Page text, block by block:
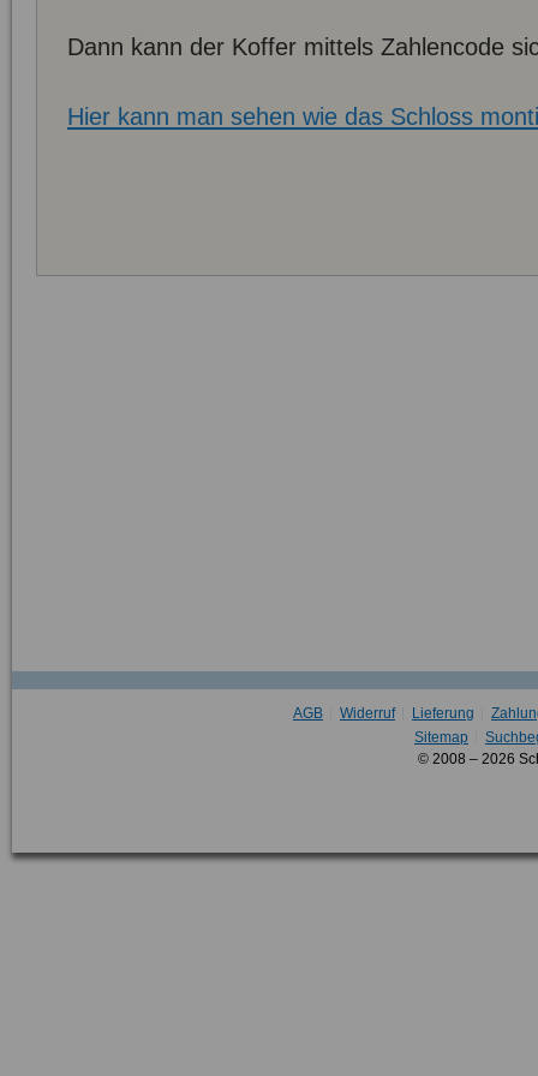
Dann kann der Koffer mittels Zahlencode
Hier kann man sehen wie das Schloss
AGB Widerruf Lieferung
Sitemap
© 2008 – 2026